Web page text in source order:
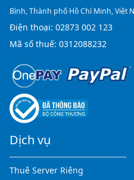
Bình, Thành phố Hồ Chí Minh, Việt
Điện thoại: 02873 002 123
Mã số thuế: 0312088232
Dịch vụ
Thuê Server Riêng